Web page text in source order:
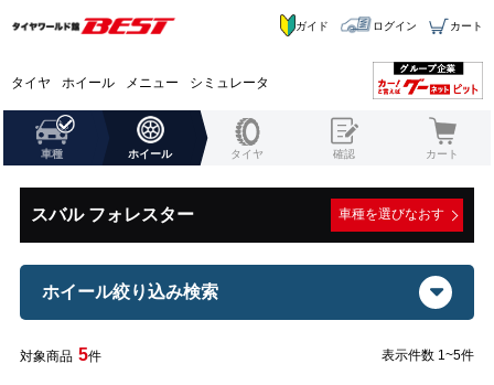
タイヤ ホイール メニュー シミュレータ
ガイド ログイン カート
車種 ホイール タイヤ 確認 カート
スバル フォレスター 車種を選びなおす
ホイール絞り込み検索
対象商品 5件 表示件数 1~5件